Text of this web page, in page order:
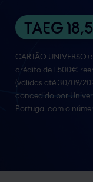
TAEG
CARTÃO UNIVERSO+:
crédito de 1.500€
(válidas até 30/09/
concedido por
Portugal com o